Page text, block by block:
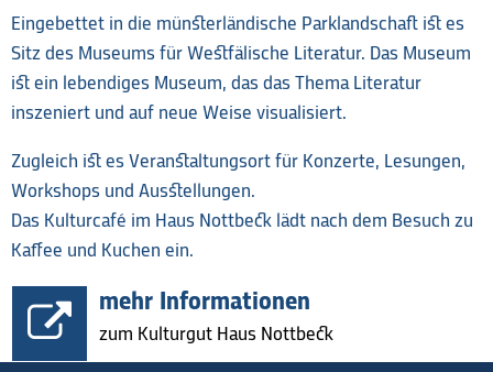
Eingebettet in die münsterländische Parklandschaft ist es
Sitz des Museums für Westfälische Literatur. Das Museum
ist ein lebendiges Museum, das das Thema Literatur
inszeniert und auf neue Weise visualisiert.
Zugleich ist es Veranstaltungsort für Konzerte, Lesungen,
Workshops und Ausstellungen.
Das Kulturcafé im Haus Nottbeck lädt nach dem Besuch zu
Kaffee und Kuchen ein.
mehr Informationen
zum Kulturgut Haus Nottbeck